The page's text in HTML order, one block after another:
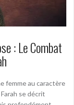
: Le Combat
femme au caractère
se décrit